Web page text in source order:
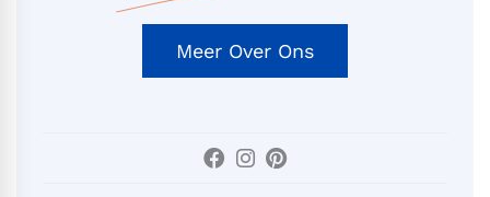
Meer Over Ons